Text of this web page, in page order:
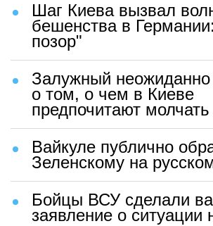
Шаг Киева вызвал
бешенства в
позор"
Залужный неожиданно
о том, о чем в Киеве
предпочитают молчать
Вайкуле публично
Зеленскому на
Бойцы ВСУ сделали
заявление о ситуации